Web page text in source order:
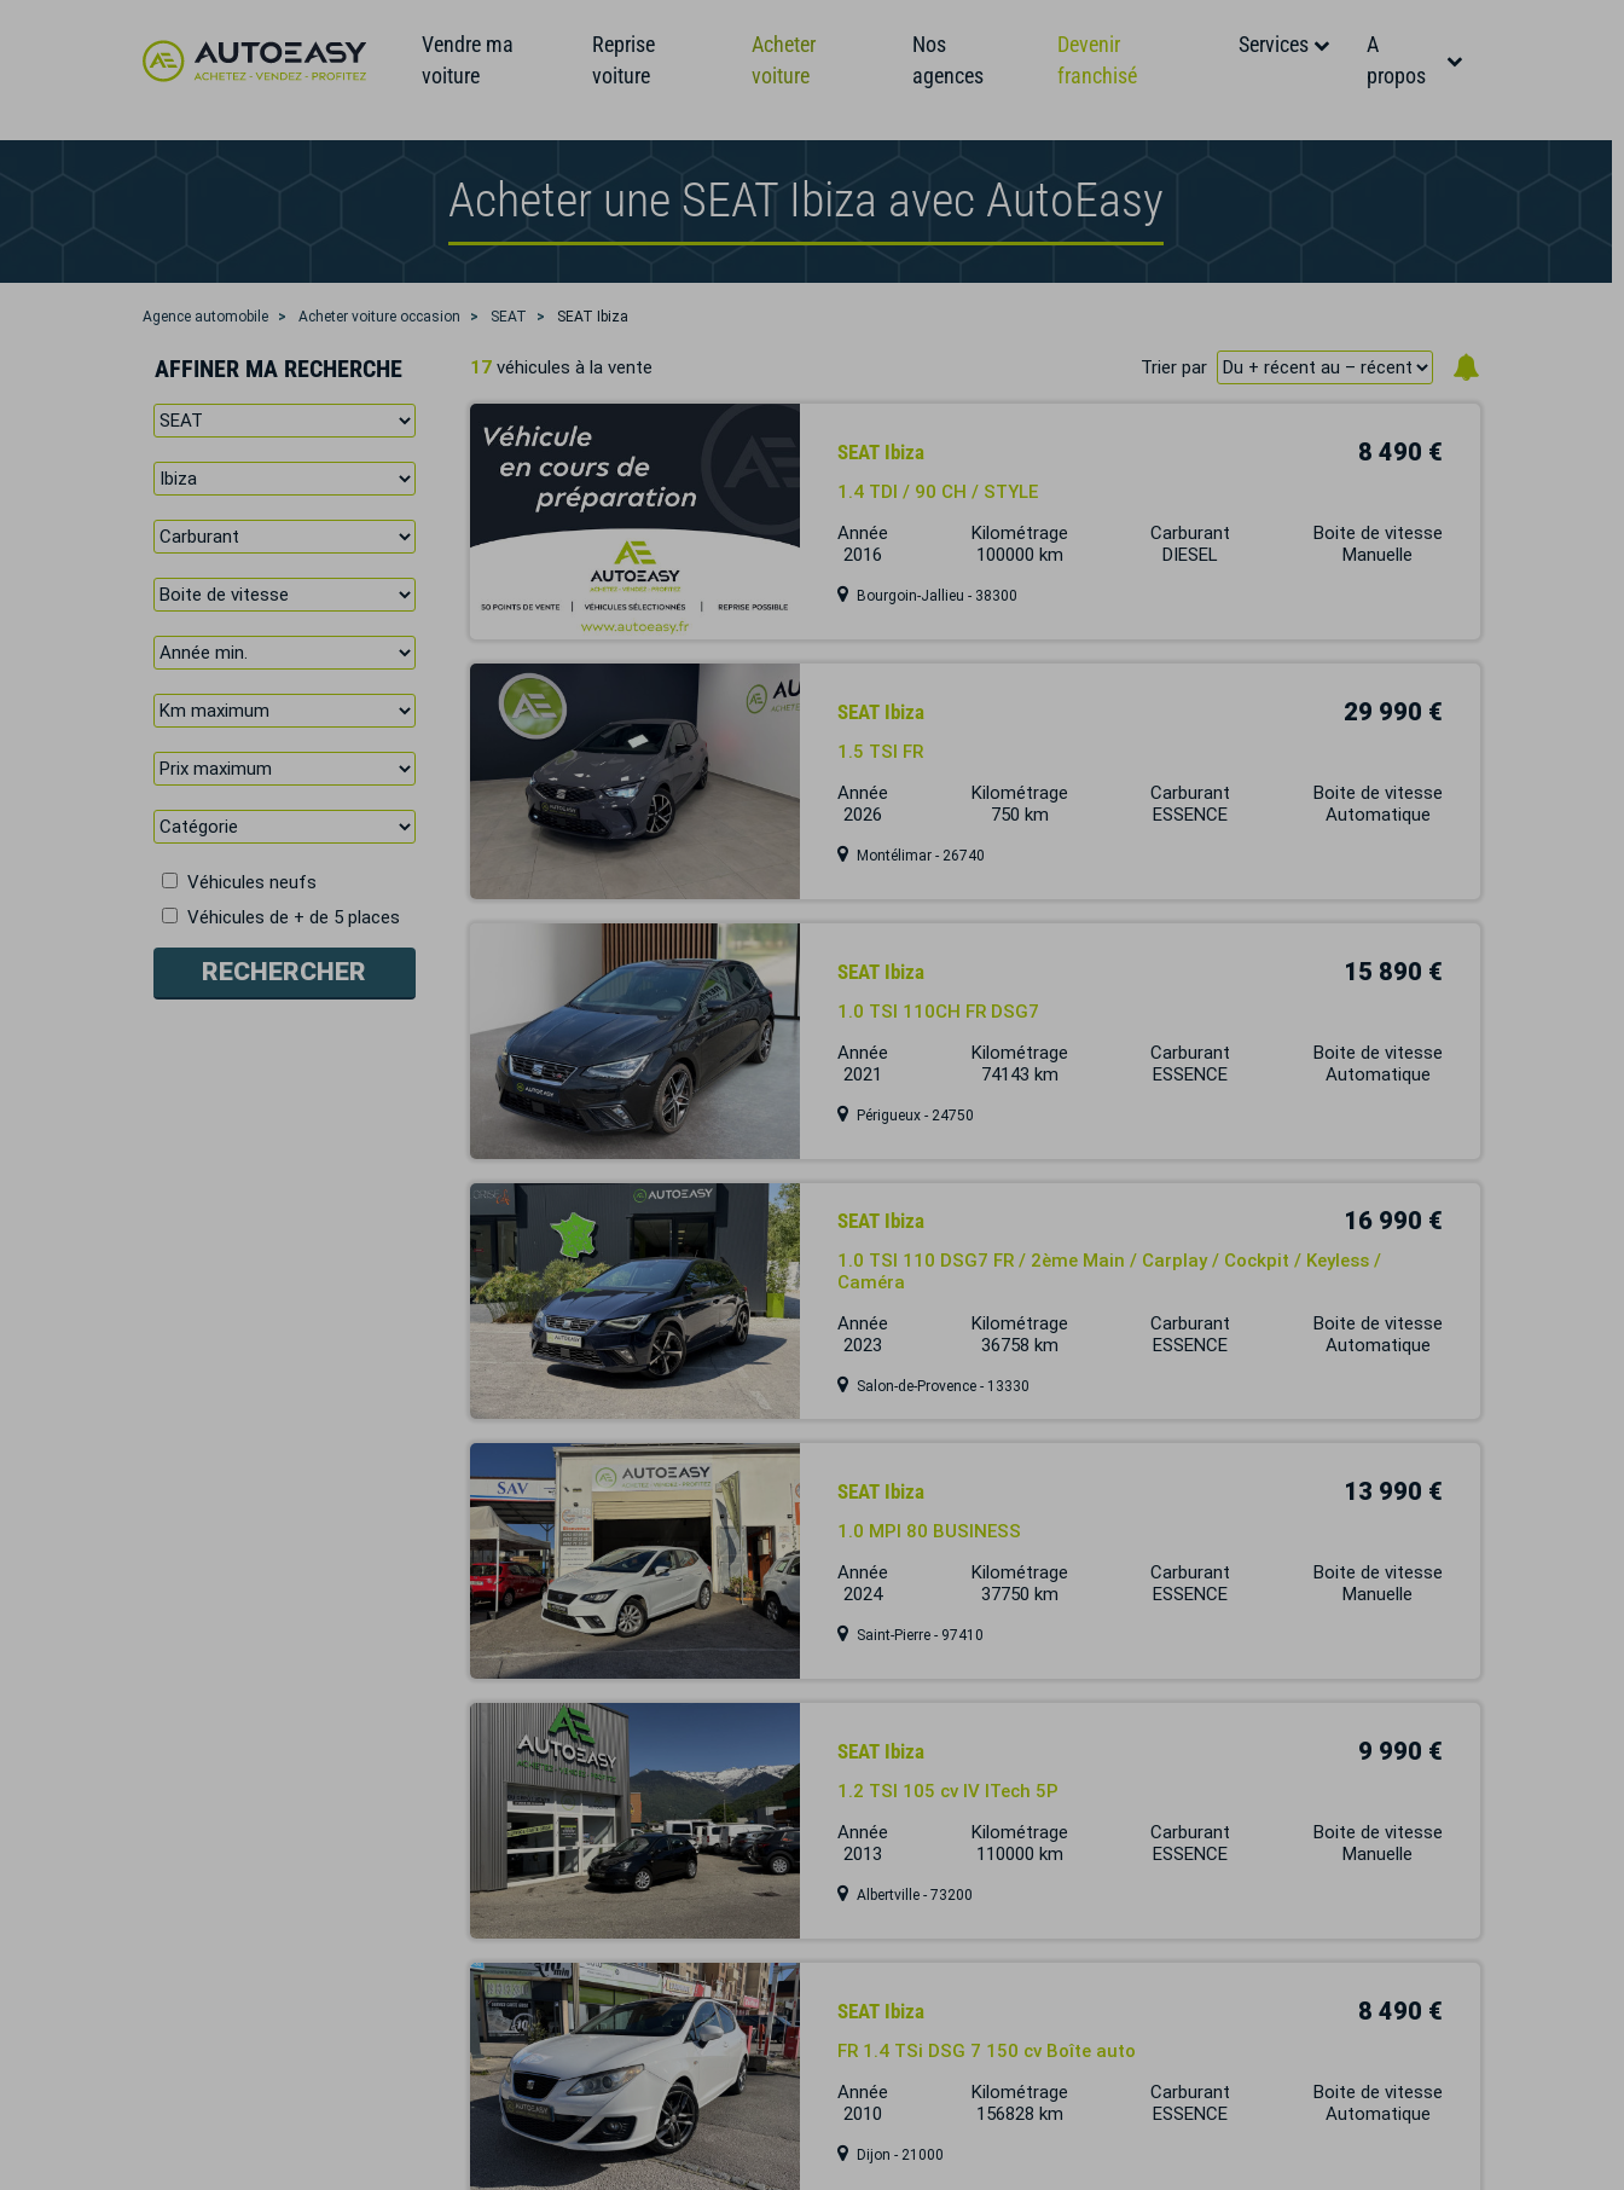
Vendre ma
voiture
Reprise
voiture
Acheter
voiture
Nos
agences
Devenir
franchisé
Services
A
propos
Acheter une SEAT Ibiza avec AutoEasy
Agence automobile Acheter voiture occasion SEAT SEAT Ibiza
AFFINER MA RECHERCHE
Véhicules neufs
Véhicules de + de 5 places
17véhicules à la vente Trier par
SEAT Ibiza 8 490 €
1.4 TDI / 90 CH / STYLE
Année
2016
Kilométrage
100000 km
Carburant
DIESEL
Boite de vitesse
Manuelle
Bourgoin-Jallieu - 38300
SEAT Ibiza 29 990 €
1.5 TSI FR
Année
2026
Kilométrage
750 km
Carburant
ESSENCE
Boite de vitesse
Automatique
Montélimar - 26740
SEAT Ibiza 15 890 €
1.0 TSI 110CH FR DSG7
Année
2021
Kilométrage
74143 km
Carburant
ESSENCE
Boite de vitesse
Automatique
Périgueux - 24750
SEAT Ibiza 16 990 €
1.0 TSI 110 DSG7 FR / 2ème Main / Carplay / Cockpit / Keyless /
Caméra
Année
2023
Kilométrage
36758 km
Carburant
ESSENCE
Boite de vitesse
Automatique
Salon-de-Provence - 13330
SEAT Ibiza 13 990 €
1.0 MPI 80 BUSINESS
Année
2024
Kilométrage
37750 km
Carburant
ESSENCE
Boite de vitesse
Manuelle
Saint-Pierre - 97410
SEAT Ibiza 9 990 €
1.2 TSI 105 cv IV ITech 5P
Année
2013
Kilométrage
110000 km
Carburant
ESSENCE
Boite de vitesse
Manuelle
Albertville - 73200
SEAT Ibiza 8 490 €
FR 1.4 TSi DSG 7 150 cv Boîte auto
Année
2010
Kilométrage
156828 km
Carburant
ESSENCE
Boite de vitesse
Automatique
Dijon - 21000